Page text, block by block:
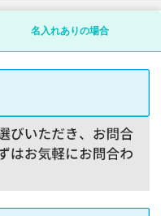
名入れありの場合